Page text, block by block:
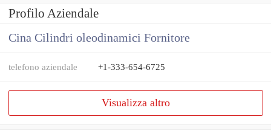
Profilo Aziendale
Cina Cilindri oleodinamici Fornitore
telefono aziendale +1-333-654-6725
Visualizza altro